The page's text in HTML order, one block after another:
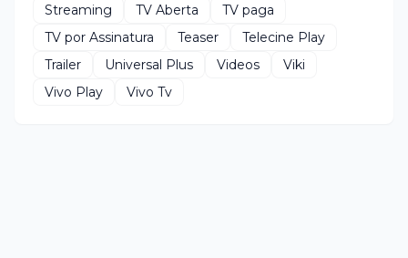
Streaming
TV Aberta
TV paga
TV por Assinatura
Teaser
Telecine Play
Trailer
Universal Plus Videos
Viki
Vivo Play
Vivo Tv